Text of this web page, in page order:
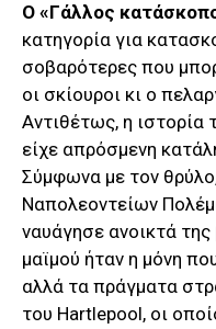
Ο «Γάλλος
κατηγορία για
σοβαρότερες που
οι σκίουροι κι ο
Αντιθέτως, η ιστορία
είχε απρόσμενη
Σύμφωνα με τον
Ναπολεοντείων
ναυάγησε ανοικτά
μαϊμού ήταν η μόνη
αλλά τα πράγματα
του Hartlepool, οι